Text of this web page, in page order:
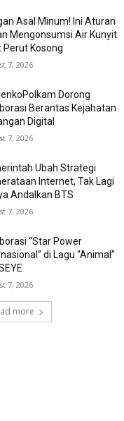
Asal Minum! Ini Aturan
Mengonsumsi Air Kunyit
Perut Kosong
7, 2026
Dorong
Berantas Kejahatan
Digital
7, 2026
Ubah Strategi
Internet, Tak Lagi
Andalkan BTS
7, 2026
“Star Power
di Lagu “Animal”
7, 2026
more